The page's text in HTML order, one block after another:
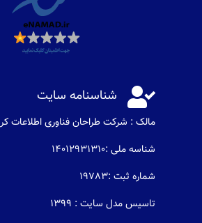
 شناسنامه سایت
مالک : شرکت طراحان فناوری اطلاعات
شناسه ملی :14012931310
شماره ثبت :19783
تاسیس مدل سایت : 1399